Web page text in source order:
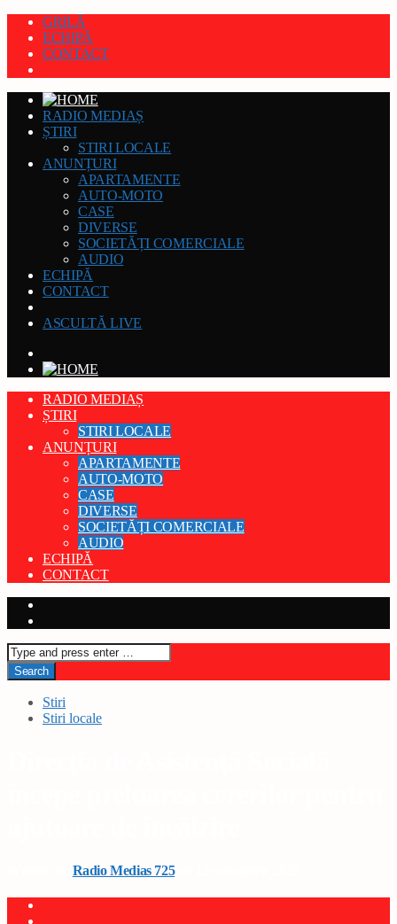
GRILĂ
ECHIPĂ
CONTACT
RADIO MEDIAȘ
ȘTIRI
STIRI LOCALE
ANUNȚURI
APARTAMENTE
AUTO-MOTO
CASE
DIVERSE
SOCIETĂȚI COMERCIALE
AUDIO
ECHIPĂ
CONTACT
ASCULTĂ LIVE
RADIO MEDIAȘ
ȘTIRI
STIRI LOCALE
ANUNȚURI
APARTAMENTE
AUTO-MOTO
CASE
DIVERSE
SOCIETĂȚI COMERCIALE
AUDIO
ECHIPĂ
CONTACT
Stiri
Stiri locale
Radio Medias 725on 12 octombrie 2025